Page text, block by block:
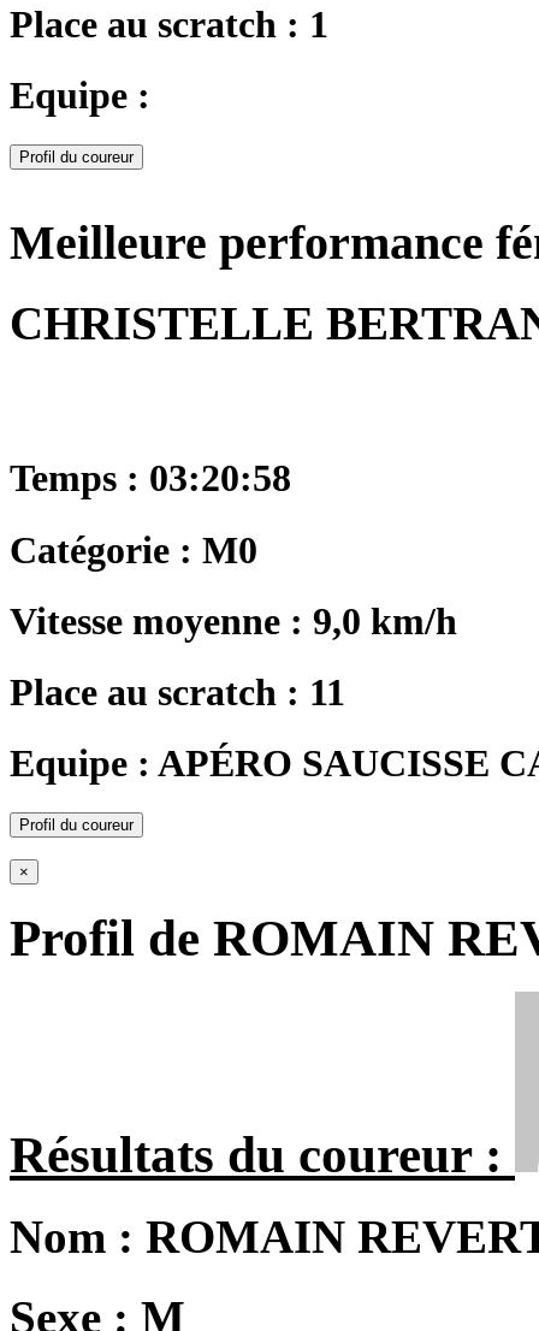
Place au scratch : 1
Equipe :
Profil du coureur
Meilleure performance
CHRISTELLE
Temps : 03:20:58
Catégorie : M0
Vitesse moyenne : 9,0 km/h
Place au scratch : 11
Equipe : APÉRO SAUCISSE
Profil du coureur
×
Profil de ROMAIN
Résultats du coureur :
Nom : ROMAIN
Sexe : M